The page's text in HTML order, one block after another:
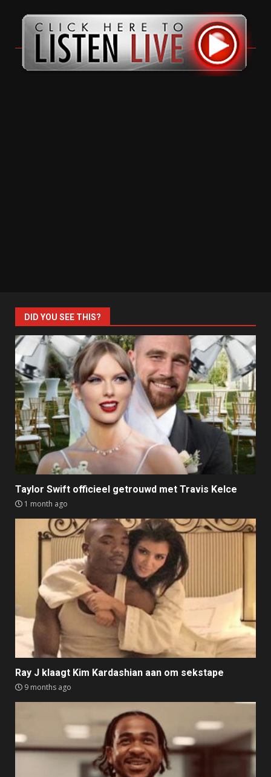
DID YOU SEE THIS?
Taylor Swift officieel getrouwd met Travis Kelce
1 month ago
Ray J klaagt Kim Kardashian aan om sekstape
9 months ago